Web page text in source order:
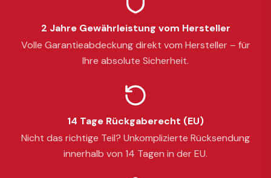
2 Jahre Gewährleistung vom Hersteller
Volle Garantieabdeckung direkt vom Hersteller – für
Ihre absolute Sicherheit.
14 Tage Rückgaberecht (EU)
Nicht das richtige Teil? Unkomplizierte Rücksendung
innerhalb von 14 Tagen in der EU.